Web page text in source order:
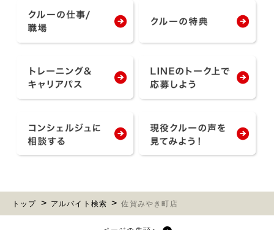
トップ アルバイト検索 佐賀みやき町店